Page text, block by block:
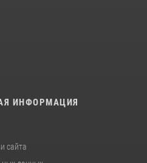
ИНФОРМАЦИЯ
сайта